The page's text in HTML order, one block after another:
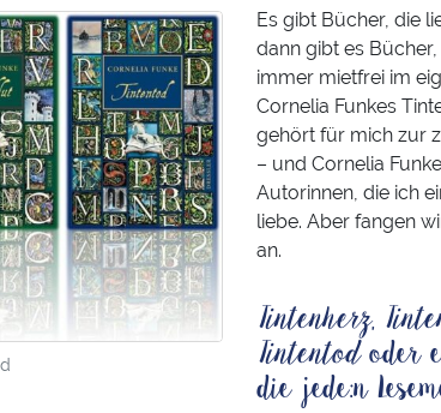
Es gibt Bücher, die
dann gibt es
immer mietfrei im
Cornelia Funkes
gehört für mich zur
– und Cornelia
Autorinnen, die ich
liebe. Aber fangen
an.
Tintenherz,
Tintentododer
die jede:n